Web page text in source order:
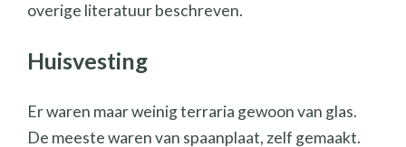
overige literatuur beschreven.
Huisvesting
Er waren maar weinig terraria gewoon van glas.
De meeste waren van spaanplaat, zelf gemaakt.